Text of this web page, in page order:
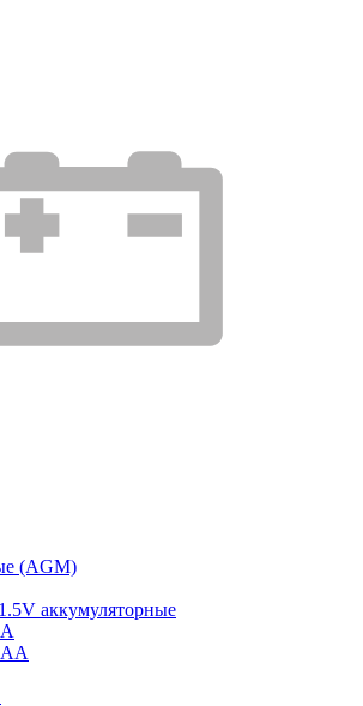
(AGM)
аккумуляторные